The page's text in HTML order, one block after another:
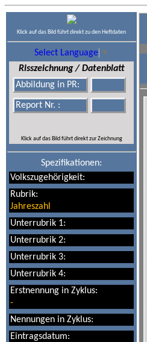
Klick auf das Bild führt direkt zu den Heftdaten
Select Language ▼
Risszeichnung / Datenblatt
Abbildung in PR:
Report Nr. :
Klick auf das Bild führt direkt zur Zeichnung
Spezifikationen:
Volkszugehörigkeit:
Rubrik:
Jahreszahl
Unterrubrik 1:
Unterrubrik 2:
Unterrubrik 3:
Unterrubrik 4:
Erstnennung in Zyklus:
-
Nennungen in Zyklus:
Eintragsdatum: